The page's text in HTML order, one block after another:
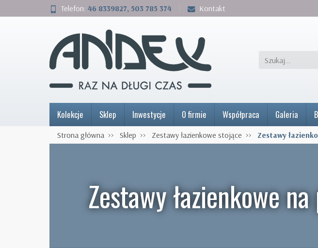
Telefon: 46 8339827, 503 785 374 Kontakt
Kolekcje Sklep Inwestycje O firmie Współpraca Galeria
Strona główna Sklep Zestawy łazienkowe stojące Zestawy
Zestawy łazienkowe